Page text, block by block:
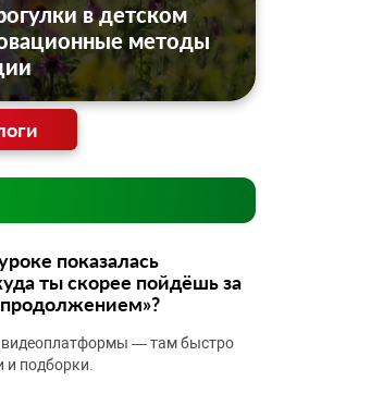
в детском
методы
показалась
ты скорее пойдёшь за
видеоплатформы — там быстро
и подборки.